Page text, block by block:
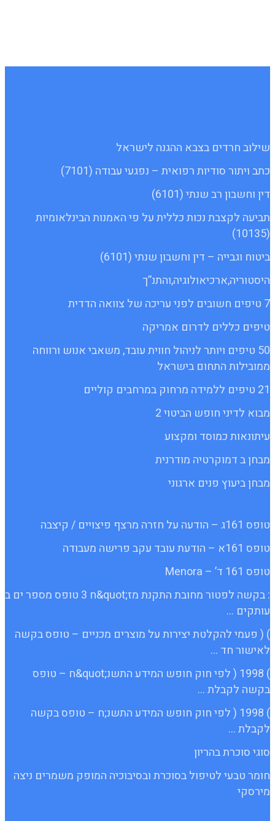
שילוב חרדים בצבא ההגנה לישראל
כתב ויתור סודיות רפואית – נפגעי עבודה (7101)
דין וחשבון רב שנתי (6101)
תביעה לקצבת נכות כללית על פי האמנות הבינלאומיות
(10135)
ביטוח וגבייה – דין וחשבון שנתי (6101)
היסטוריה,ארכיאולוגיה,והתנ”ך
7 טיפים חשובים לפני עריכה של צוואה הדדית
טיפים כללים לדרום אמריקה
50 טיפים ויותר לניהול חווית עובד, משאבי אנוש ורווחה
ממובילות התחום בישראל
21 טיפים ללמידה מרחוק במרחבים קוליים
מבוא לדיני חופש הביטוי 2
עיתונאות כמוסד ומקצוע
מבחן ב דמוקרטיה מודרנית
מבחן ביעוץ פנים ארגוני
טופס 161ג – הודעה על חזרה מרצף פיצויים / קיצבה
טופס 161א – הודעת עובד עקב פרישה מעבודה
טופס 161 ד’ – Menora
: בקשה לפטור מחובת התקנת מז;quot&ח 3 טופס מספר ים ב
עותקים …
) ( פעמי להקלטת יצירות על מוצרים מכניים – טופס בקשה
לאישור חד …
) 1998 ( לפי חוק חופש המידע התשנ;quot&ח – טופס
בקשה לקבלת …
) 1998 ( לפי חוק חופש המידע התשנ;ח – טופס בקשה
לקבלת …
סוגי סוכרת בהריון
חומר טבעי לטיפול בסוכרת ובסיבוכיה המופק משמרים ניצה
מירסקי